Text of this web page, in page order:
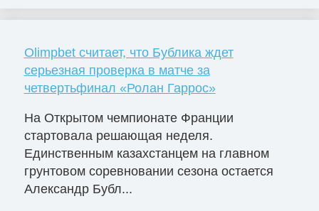
Olimpbet считает, что Бублика ждет
серьезная проверка в матче за
четвертьфинал «Ролан Гаррос»
На Открытом чемпионате Франции
стартовала решающая неделя.
Единственным казахстанцем на главном
грунтовом соревновании сезона остается
Александр Бубл...